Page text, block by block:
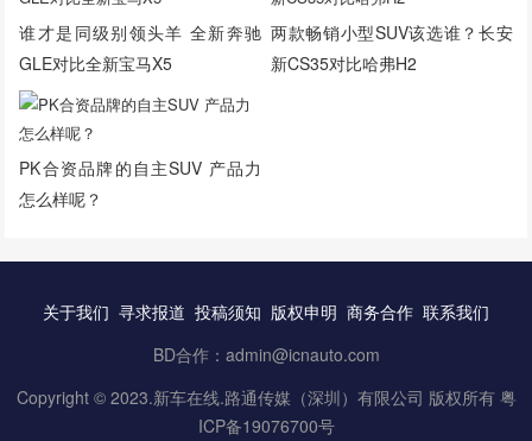
谁才是同级别领头羊 全新奔驰
GLE对比全新宝马X5
两款畅销小型SUV该选谁？长安
新CS35对比哈弗H2
PK合资品牌的自主SUV 产品力
怎么样呢？
关于我们 寻求报道 投稿须知 版权申明 商务合作 联系我们
BD合作：admin@icnauto.com
Copyright © 2023.新车在线.路通传媒（深圳）有限公司 版权所有 粤
ICP备19076700号